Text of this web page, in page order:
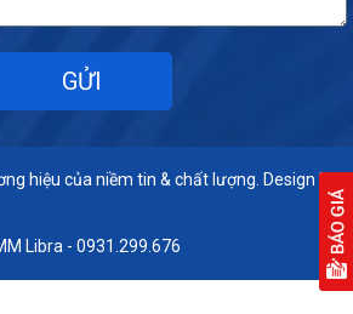
hiệu của niềm tin & chất lượng. Design by
Libra - 0931.299.676